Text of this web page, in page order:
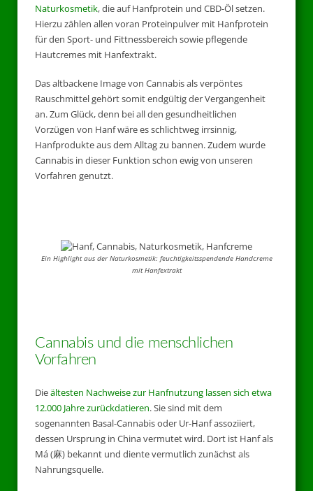
Naturkosmetik, die auf Hanfprotein und CBD-Öl setzen.
Hierzu zählen allen voran Proteinpulver mit Hanfprotein
für den Sport- und Fittnessbereich sowie pflegende
Hautcremes mit Hanfextrakt.
Das altbackene Image von Cannabis als verpöntes
Rauschmittel gehört somit endgültig der Vergangenheit
an. Zum Glück, denn bei all den gesundheitlichen
Vorzügen von Hanf wäre es schlichtweg irrsinnig,
Hanfprodukte aus dem Alltag zu bannen. Zudem wurde
Cannabis in dieser Funktion schon ewig von unseren
Vorfahren genutzt.
Ein Highlight aus der Naturkosmetik: feuchtigkeitsspendende Handcreme
mit Hanfextrakt
Cannabis und die menschlichen
Vorfahren
Dieältesten Nachweise zur Hanfnutzung lassen sich etwa
12.000 Jahre zurückdatieren. Sie sind mit dem
sogenannten Basal-Cannabis oder Ur-Hanf assoziiert,
dessen Ursprung in China vermutet wird. Dort ist Hanf als
Má (麻) bekannt und diente vermutlich zunächst als
Nahrungsquelle.